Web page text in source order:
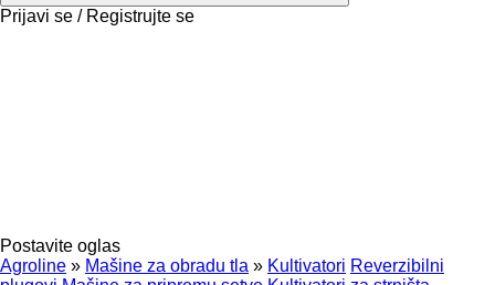
Prijavi se / Registrujte se
Postavite oglas
Agroline » Mašine za obradu tla » Kultivatori Reverzibilni